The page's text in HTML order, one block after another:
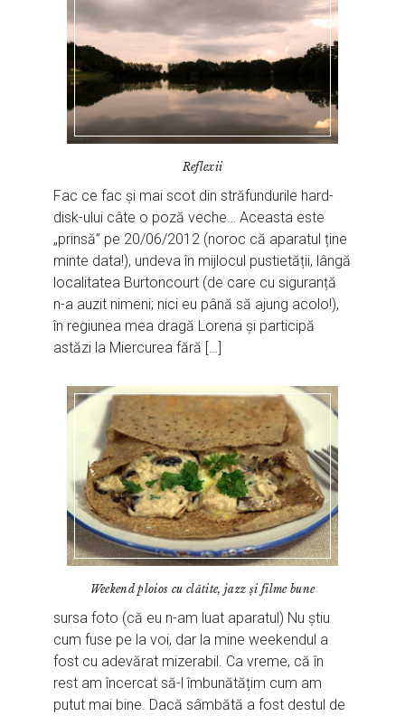
Reflexii
Fac ce fac și mai scot din străfundurile hard-
disk-ului câte o poză veche… Aceasta este
„prinsă” pe 20/06/2012 (noroc că aparatul ține
minte data!), undeva în mijlocul pustietății, lângă
localitatea Burtoncourt (de care cu siguranță
n-a auzit nimeni; nici eu până să ajung acolo!),
în regiunea mea dragă Lorena și participă
astăzi la Miercurea fără […]
Weekend ploios cu clătite, jazz și filme bune
sursa foto (că eu n-am luat aparatul) Nu știu
cum fuse pe la voi, dar la mine weekendul a
fost cu adevărat mizerabil. Ca vreme, că în
rest am încercat să-l îmbunătățim cum am
putut mai bine. Dacă sâmbătă a fost destul de